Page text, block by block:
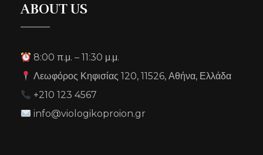
ABOUT US
8:00 π.μ. – 11:30 μ.μ.
Λεωφόρος Κηφισίας 120, 11526, Αθήνα, Ελλάδα
+210 123 4567
info@viologikoproion.gr